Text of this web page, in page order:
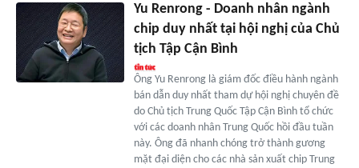
Yu Renrong - Doanh nhân ngành
chip duy nhất tại hội nghị của Chủ
tịch Tập Cận Bình
Ông Yu Renrong là giám đốc điều hành ngành
bán dẫn duy nhất tham dự hội nghị chuyên đề
do Chủ tịch Trung Quốc Tập Cận Bình tổ chức
với các doanh nhân Trung Quốc hồi đầu tuần
này. Ông đã nhanh chóng trở thành gương
mặt đại diện cho các nhà sản xuất chip Trung